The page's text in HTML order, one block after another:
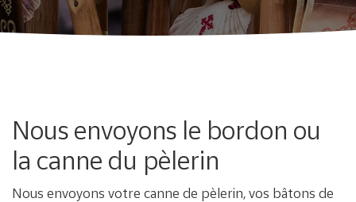
Nous envoyons le bordon ou
la canne du pèlerin
Nous envoyons votre canne de pèlerin, vos bâtons de